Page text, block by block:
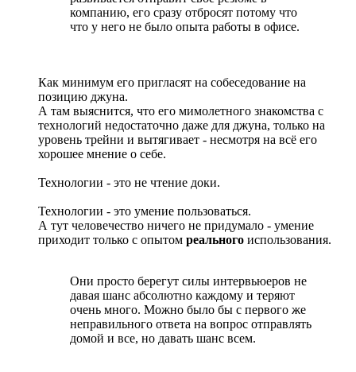
компанию, его сразу отбросят потому что
что у него не было опыта работы в офисе.
Как минимум его пригласят на собеседование на
позицию джуна.
А там выяснится, что его мимолетного знакомства с
технологий недостаточно даже для джуна, только на
уровень трейни и вытягивает - несмотря на всё его
хорошее мнение о себе.
Технологии - это не чтение доки.
Технологии - это умение пользоваться.
А тут человечество ничего не придумало - умение
приходит только с опытом реального использования.
Они просто берегут силы интервьюеров не
давая шанс абсолютно каждому и теряют
очень много. Можно было бы с первого же
неправильного ответа на вопрос отправлять
домой и все, но давать шанс всем.